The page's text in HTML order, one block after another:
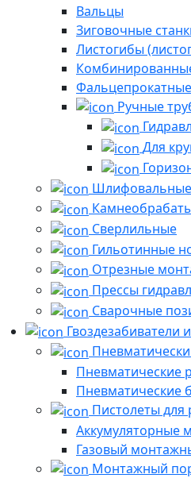
Вальцы
Зиговочные
Листогибы
Ручные
Для
Шлифовальные
Сверлильные
Гильотинные
Отрезные
Прессы
Сварочные
Гвоздезабиватели
Пневматические
Пневматические
Пистолеты для
Аккумуляторные
Газовый
Монтажный